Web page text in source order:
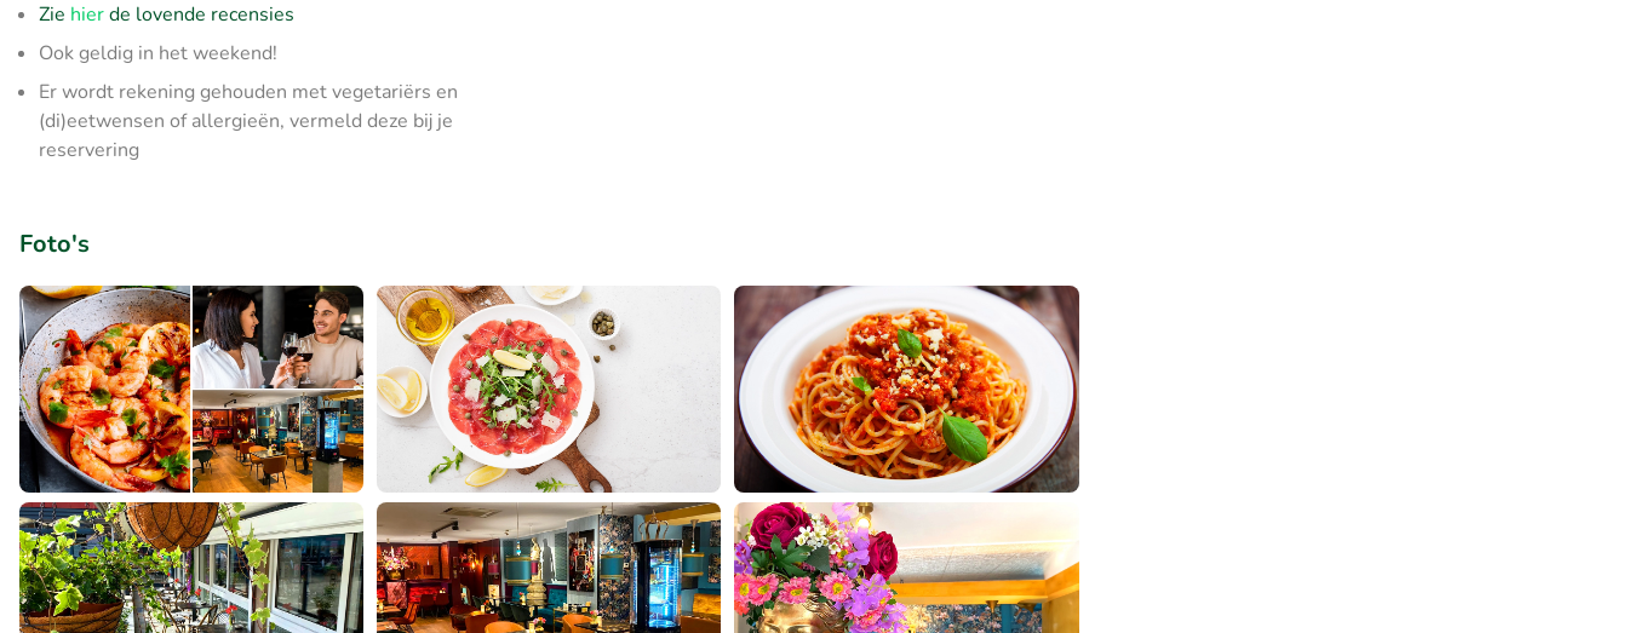
Zie hierde lovende recensies
Ook geldig in het weekend!
Er wordt rekening gehouden met vegetariërs en
(di)eetwensen of allergieën, vermeld deze bij je
reservering
Foto's